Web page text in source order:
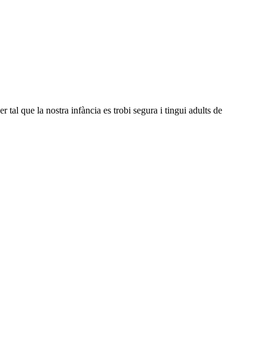
tal que la nostra infància es trobi segura i tingui adults de